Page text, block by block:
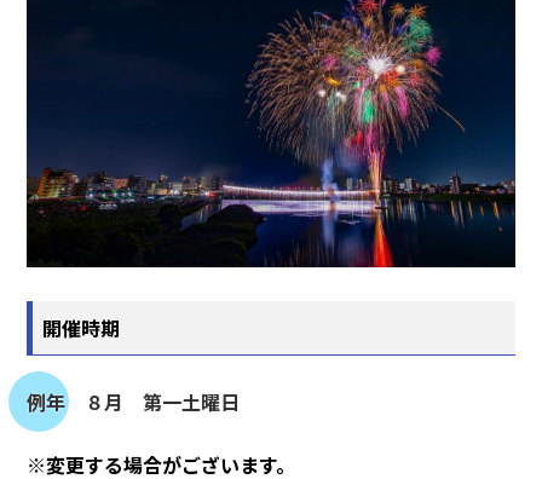
開催時期
例年 ８月 第一土曜日
※変更する場合がございます。